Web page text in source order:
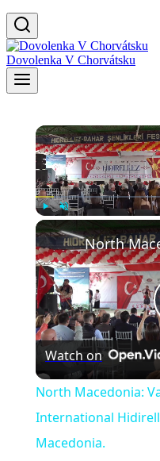
Dovolenka V Chorvátsku
Play
Watch on
North Macedonia:
International
Macedonia.